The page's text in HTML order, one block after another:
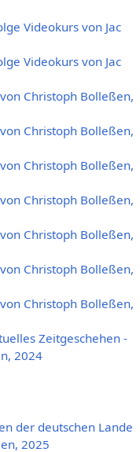
Videokurs von Jac
Videokurs von Jac
Christoph Bolleßen,
Christoph Bolleßen,
Christoph Bolleßen,
Christoph Bolleßen,
Christoph Bolleßen,
Christoph Bolleßen,
Christoph Bolleßen,
Zeitgeschehen -
2024
der deutschen Lande
2025